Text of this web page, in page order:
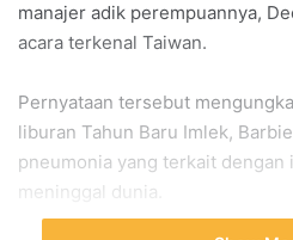
manajer adik perempuannya,
acara terkenal Taiwan.
Pernyataan tersebut
liburan Tahun Baru Imlek,
pneumonia yang terkait dengan
meninggal dunia.